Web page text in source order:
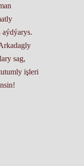
aýdýarys.
sag,
işleri